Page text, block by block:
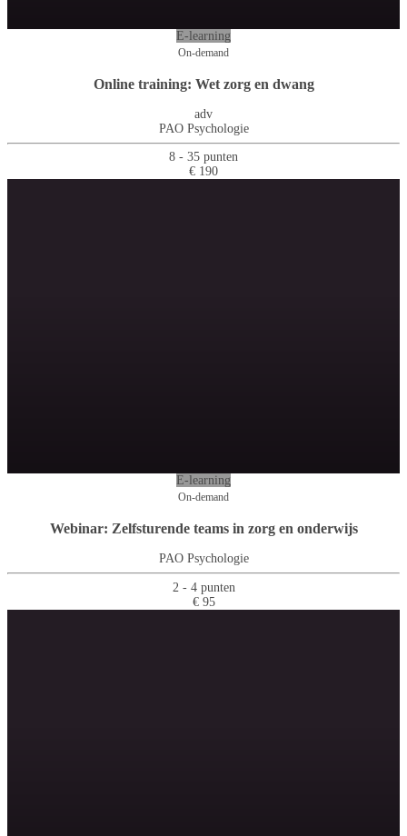
E-learning
On-demand
Online training: Wet zorg en dwang
adv
PAO Psychologie
8 - 35 punten
€ 190
E-learning
On-demand
Webinar: Zelfsturende teams in zorg en onderwijs
PAO Psychologie
2 - 4 punten
€ 95